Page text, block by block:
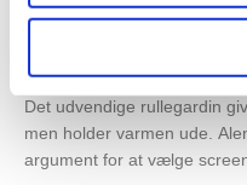
sænkes
Det udvendige rullegardin
men holder varmen ude.
argument for at vælge